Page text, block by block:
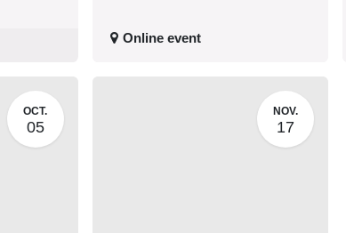
Online event
OCT.
05
NOV.
17